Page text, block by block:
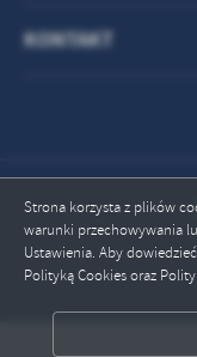
Strona korzysta z plików
warunki przechowywania
Ustawienia. Aby
Polityką Cookies oraz
KONTAKT